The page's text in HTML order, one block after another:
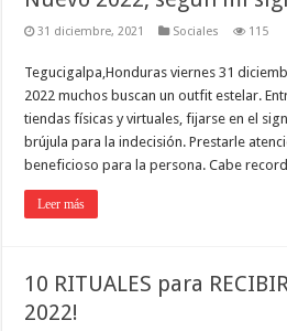
31 diciembre, 2021 Sociales 115
Tegucigalpa,Honduras viernes 31
2022 muchos buscan un outfit estelar.
tiendas físicas y virtuales, fijarse en el
brújula para la indecisión. Prestarle
beneficioso para la persona. Cabe
Leer más
10 RITUALES para
2022!